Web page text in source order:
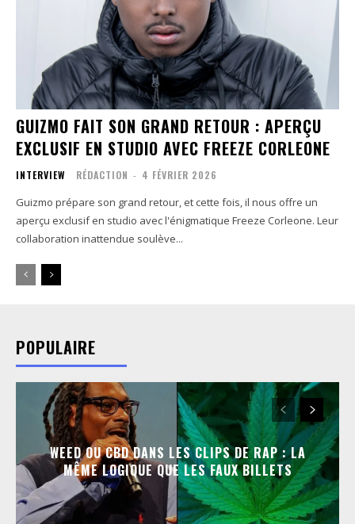
GUIZMO FAIT SON GRAND RETOUR : APERÇU
EXCLUSIF EN STUDIO AVEC FREEZE CORLEONE
INTERVIEW RÉDACTION - 4 FÉVRIER 2026
Guizmo prépare son grand retour, et cette fois, il nous offre un
aperçu exclusif en studio avec l'énigmatique Freeze Corleone. Leur
collaboration inattendue soulève...
POPULAIRE
WEED OU CBD DANS LES CLIPS DE RAP : LA
MÊME LOGIQUE QUE LES FAUX BILLETS